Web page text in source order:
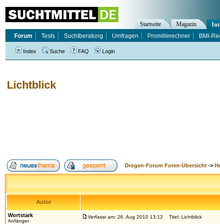
Lichtblick
Drogen-Forum Foren-Übersicht ->
Autor
Wortstark
Anfänger
Verfasst am: 26. Aug 2010 13:12 Titel: Lichtblick
Startseite Magazin
Forum
Tests Suchtberatung Umfragen Promillerechner BMI-
Index Suche FAQ Login